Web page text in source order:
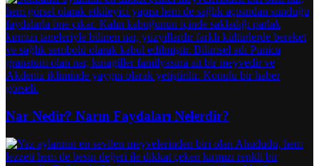
Nar Nedir? Narın Faydaları Nelerdir?